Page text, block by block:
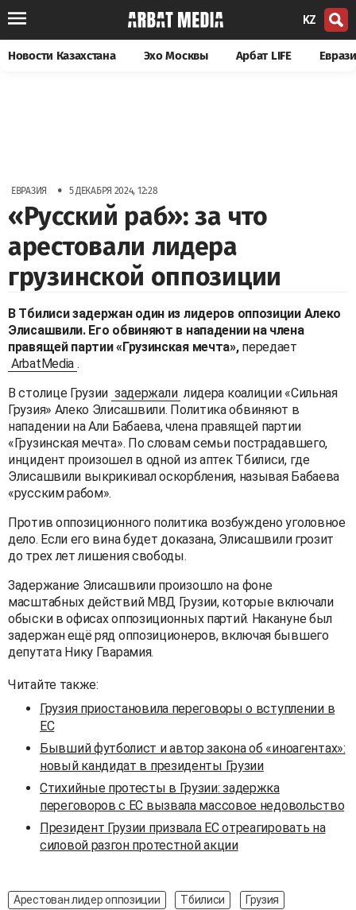
KZ
Новости Казахстана Эхо Москвы Арбат LIFE
ЕВРАЗИЯ • 5 ДЕКАБРЯ 2024, 12:28
«Русский раб»: за что
арестовали лидера
грузинской оппозиции
В Тбилиси задержан один из лидеров оппозиции Алеко
Элисашвили. Его обвиняют в нападении на члена
правящей партии «Грузинская мечта»,передает
ArbatMedia .
В столице Грузии задержали лидера коалиции «Сильная
Грузия» Алеко Элисашвили. Политика обвиняют в
нападении на Али Бабаева, члена правящей партии
«Грузинская мечта». По словам семьи пострадавшего,
инцидент произошел в одной из аптек Тбилиси, где
Элисашвили выкрикивал оскорбления, называя Бабаева
«русским рабом».
Против оппозиционного политика возбуждено уголовное
дело. Если его вина будет доказана, Элисашвили грозит
до трех лет лишения свободы.
Задержание Элисашвили произошло на фоне
масштабных действий МВД Грузии, которые включали
обыски в офисах оппозиционных партий. Накануне был
задержан ещё ряд оппозиционеров, включая бывшего
депутата Нику Гварамия.
Читайте также:
Грузия приостановила переговоры о вступлении в
ЕС
Бывший футболист и автор закона об «иноагентах»:
новый кандидат в президенты Грузии
Стихийные протесты в Грузии: задержка
переговоров с ЕС вызвала массовое недовольство
Президент Грузии призвала ЕС отреагировать на
силовой разгон протестной акции
Арестован лидер оппозиции Тбилиси
Грузия